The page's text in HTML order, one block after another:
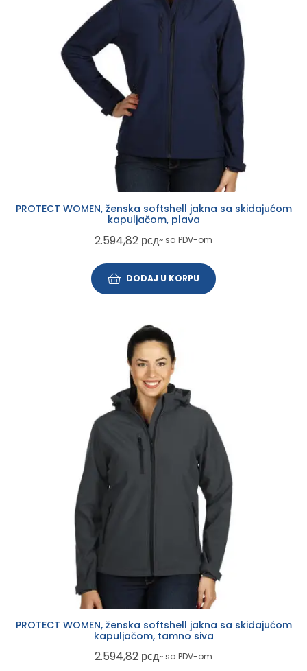
PROTECT WOMEN, ženska softshell jakna sa skidajućom
kapuljačom, plava
2.594,82 рсд~ sa PDV-om
DODAJ U KORPU
PROTECT WOMEN, ženska softshell jakna sa skidajućom
kapuljačom, tamno siva
2.594,82 рсд~ sa PDV-om